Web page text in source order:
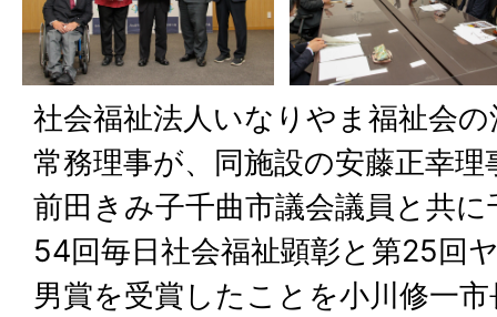
社会福祉法人いなりやま福祉会
常務理事が、同施設の安藤正幸
前田きみ子千曲市議会議員と共
54回毎日社会福祉顕彰と第25回
男賞を受賞したことを小川修一